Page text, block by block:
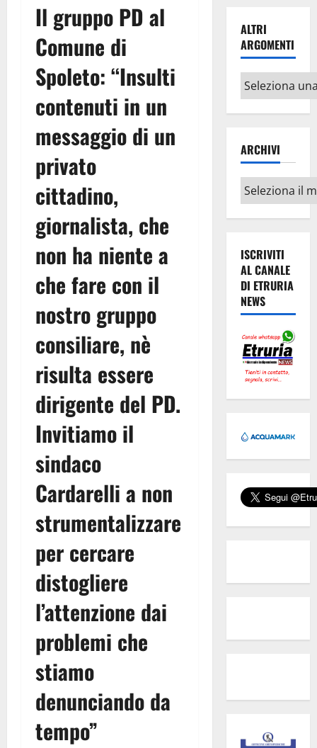
Il gruppo PD al
Comune di
Spoleto: “Insulti
contenuti in un
messaggio di un
privato
cittadino,
giornalista, che
non ha niente a
che fare con il
nostro gruppo
consiliare, nè
risulta essere
dirigente del PD.
Invitiamo il
sindaco
Cardarelli a non
strumentalizzare
per cercare
distogliere
l’attenzione dai
problemi che
stiamo
denunciando da
tempo”
ALTRI
ARGOMENTI
Altri
argomenti
ARCHIVI
Archivi
ISCRIVITI
AL CANALE
DI ETRURIA
NEWS